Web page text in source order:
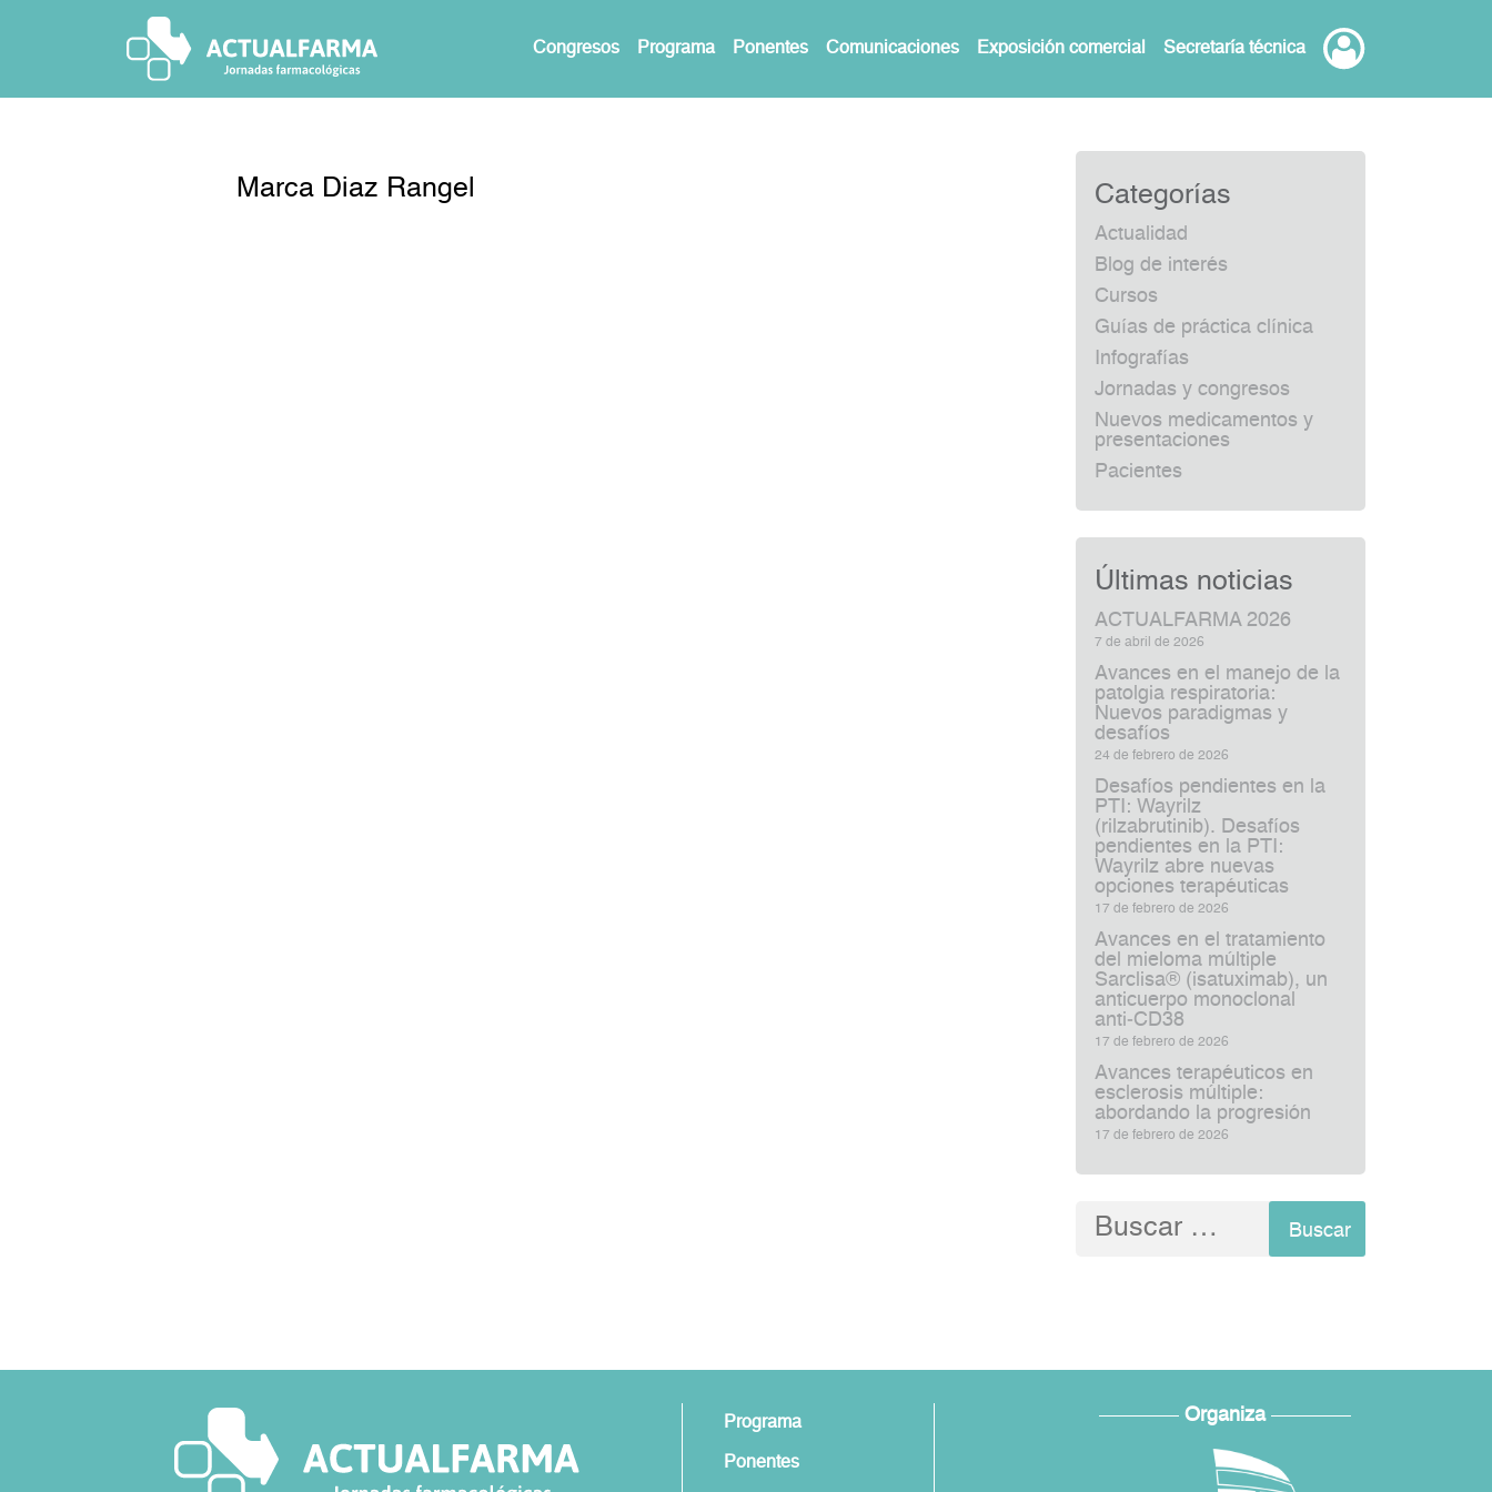
Congresos Programa Ponentes Comunicaciones Exposición comercial Secretaría técnica
Marca Diaz Rangel Categorías
Actualidad
Blog de interés
Cursos
Guías de práctica clínica
Infografías
Jornadas y congresos
Nuevos medicamentos y
presentaciones
Pacientes
Últimas noticias
ACTUALFARMA 2026
7 de abril de 2026
Avances en el manejo de la
patolgia respiratoria:
Nuevos paradigmas y
desafíos
24 de febrero de 2026
Desafíos pendientes en la
PTI: Wayrilz
(rilzabrutinib). Desafíos
pendientes en la PTI:
Wayrilz abre nuevas
opciones terapéuticas
17 de febrero de 2026
Avances en el tratamiento
del mieloma múltiple
Sarclisa® (isatuximab), un
anticuerpo monoclonal
anti‑CD38
17 de febrero de 2026
Avances terapéuticos en
esclerosis múltiple:
abordando la progresión
17 de febrero de 2026
Buscar:
Programa
Ponentes
Organiza